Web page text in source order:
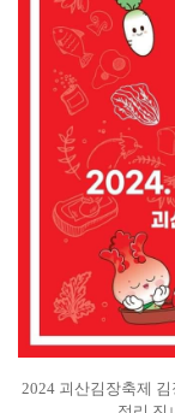
2024 괴산김장축제